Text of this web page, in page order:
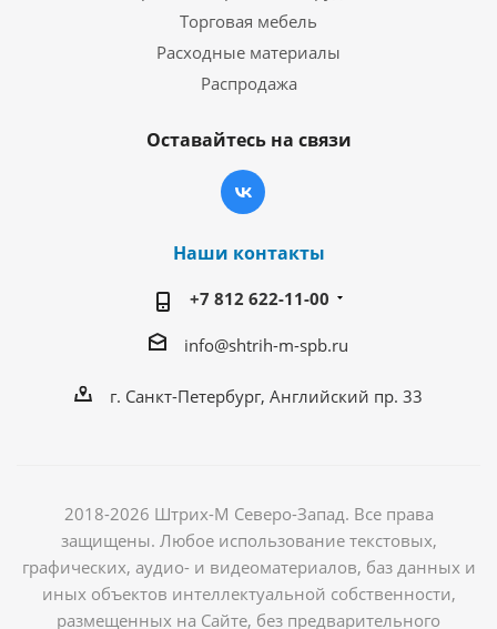
Торговая мебель
Расходные материалы
Распродажа
Оставайтесь на связи
Наши контакты
+7 812 622-11-00
info@shtrih-m-spb.ru
г. Санкт-Петербург, Английский пр. 33
2018-2026 Штрих-М Северо-Запад. Все права
защищены. Любое использование текстовых,
графических, аудио- и видеоматериалов, баз данных и
иных объектов интеллектуальной собственности,
размещенных на Сайте, без предварительного